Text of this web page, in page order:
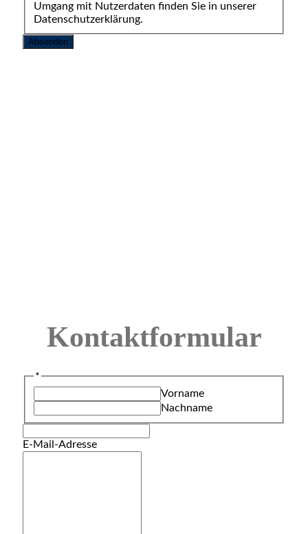
Umgang mit Nutzerdaten finden Sie in unserer
Datenschutzerklärung.
Absenden
Kontaktformular
*
Vorname
Nachname
E-Mail-Adresse